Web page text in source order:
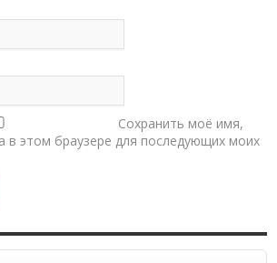
Сохранить моё имя,
в этом браузере для последующих моих